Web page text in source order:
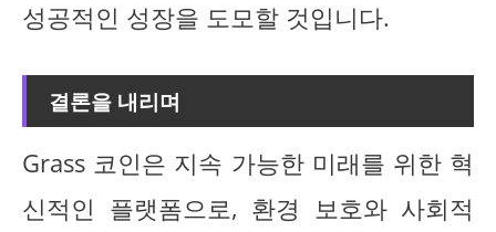
성공적인 성장을 도모할 것입니다.
결론을 내리며
Grass 코인은 지속 가능한 미래를 위한 혁
신적인 플랫폼으로, 환경 보호와 사회적